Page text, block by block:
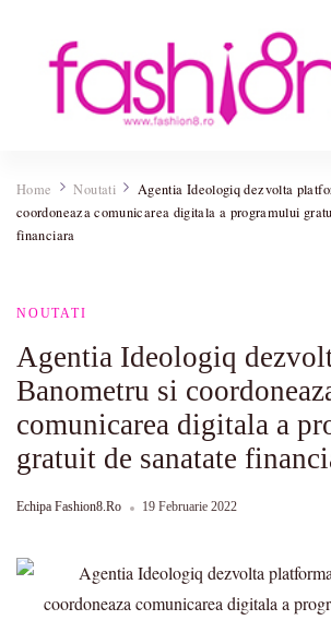
poze cu modele de manichiuri!❤️
Home Noutati
Agentia Ideologiq dezvolta
coordoneaza comunicarea digitala a programului
financiara
NOUTATI
Agentia Ideologiq
Banometru si
comunicarea digitala a
gratuit de sanatate
Echipa Fashion8.ro 19 Februarie 2022